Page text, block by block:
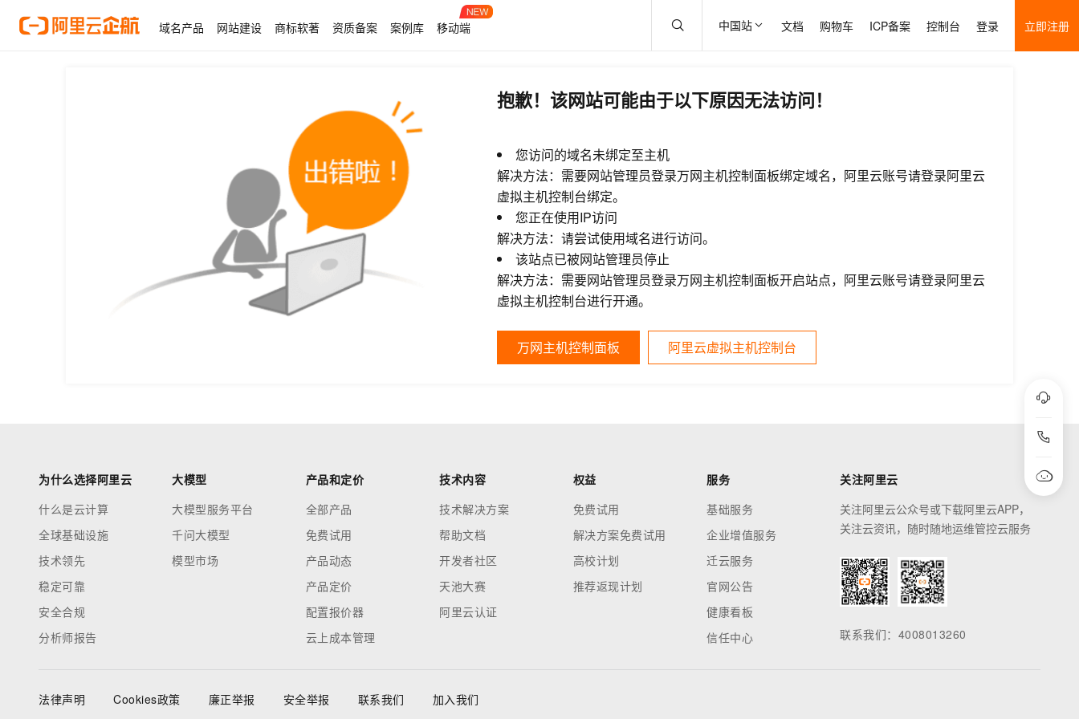
域名产品 网站建设 商标软著 资质备案 案例库 移动端 中国站 文档 购物车 ICP备案 控制台 登录 立即注册
抱歉！该网站可能由于以下原因无法访问！
您访问的域名未绑定至主机
解决方法：需要网站管理员登录万网主机控制面板绑定域名，阿里云账号请登录阿里云
虚拟主机控制台绑定。
您正在使用IP访问
解决方法：请尝试使用域名进行访问。
该站点已被网站管理员停止
解决方法：需要网站管理员登录万网主机控制面板开启站点，阿里云账号请登录阿里云
虚拟主机控制台进行开通。
万网主机控制面板 阿里云虚拟主机控制台